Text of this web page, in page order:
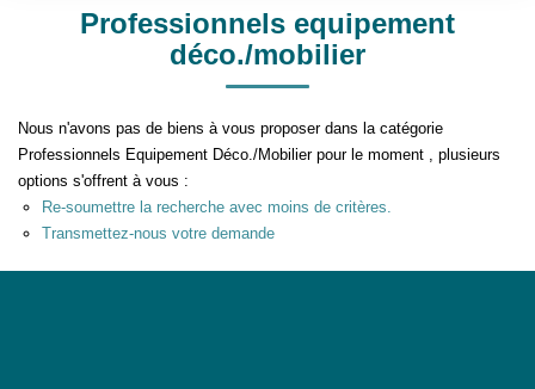
LOCATIONS
ESTIMATION & EXPERTISE
NOS AGENCES
Qui Sommes-Nous
Notre Équipe
Budget max
Professionnels equipement
déco./mobilier
Nous n'avons pas de biens à vous proposer dans la catégorie
Professionnels Equipement Déco./Mobilier pour le moment , plusieurs
options s'offrent à vous :
Re-soumettre la recherche avec moins de critères.
Transmettez-nous votre demande